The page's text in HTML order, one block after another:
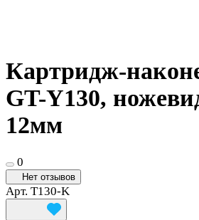
Картридж-
GT-Y130,
12мм
0
Нет отзывов
Арт. T130-K